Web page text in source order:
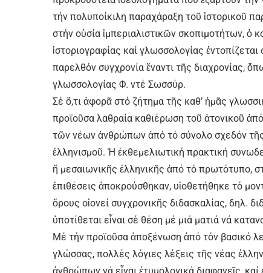
τήν πολυποίκιλη παραχάραξη τοῦ ἱστορικοῦ
στήν οὐσία ἰμπεριαλιστικῶν σκοπιμοτήτων, ὁ
ἱστοριογραφίας καί γλωσσολογίας
παρελθόν συγχρονία ἔναντι τῆς διαχρονίας,
γλωσσολογίας Φ. ντέ Σωσσύρ.
Σέ ὅ,τι ἀφορᾶ στό ζήτημα τῆς καθ’ ἡμᾶς
προϊοῦσα λαθραία καθιέρωση τοῦ ἀτονικοῦ
τῶν νέων ἀνθρώπων ἀπό τό σύνολο σχεδόν τῆς
ἑλληνισμοῦ. Ἡ ἐκθεμελιωτική πρακτική
ἤ μεσαιωνικῆς ἑλληνικῆς ἀπό τό πρωτότυπο,
ἐπιθέσεις ἀποκρούσθηκαν, υἱοθετήθηκε τό
ὅρους οἱονεί συγχρονικῆς διδασκαλίας, δηλ.
ὑποτίθεται εἶναι σέ θέση μέ μιά ματιά νά
Μέ τήν προϊοῦσα ἀποξένωση ἀπό τόν βασικό
γλώσσας, πολλές λόγιες λέξεις τῆς νέας